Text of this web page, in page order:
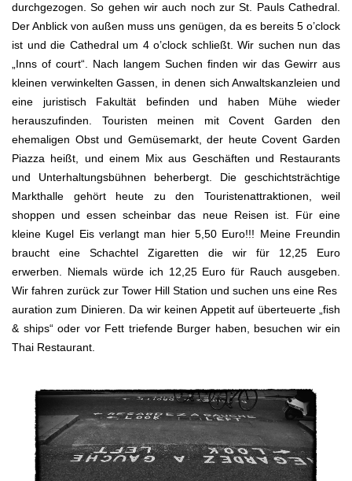
durchgezogen. So gehen wir auch noch zur St. Pauls Cathedral.
Der Anblick von außen muss uns genügen, da es bereits 5 o’clock
ist und die Cathedral um 4 o’clock schließt. Wir suchen nun das
„Inns of court“. Nach langem Suchen finden wir das Gewirr aus
kleinen verwinkelten Gassen, in denen sich Anwaltskanzleien und
eine juristisch Fakultät befinden und haben Mühe wieder
herauszufinden. Touristen meinen mit Covent Garden den
ehemaligen Obst und Gemüsemarkt, der heute Covent Garden
Piazza heißt, und einem Mix aus Geschäften und Restaurants
und Unterhaltungsbühnen beherbergt. Die geschichtsträchtige
Markthalle gehört heute zu den Touristenattraktionen, weil
shoppen und essen scheinbar das neue Reisen ist. Für eine
kleine Kugel Eis verlangt man hier 5,50 Euro!!! Meine Freundin
braucht eine Schachtel Zigaretten die wir für 12,25 Euro
erwerben. Niemals würde ich 12,25 Euro für Rauch ausgeben.
Wir fahren zurück zur Tower Hill Station und suchen uns eine Res
auration zum Dinieren. Da wir keinen Appetit auf überteuerte „fish
& ships“ oder vor Fett triefende Burger haben, besuchen wir ein
Thai Restaurant.